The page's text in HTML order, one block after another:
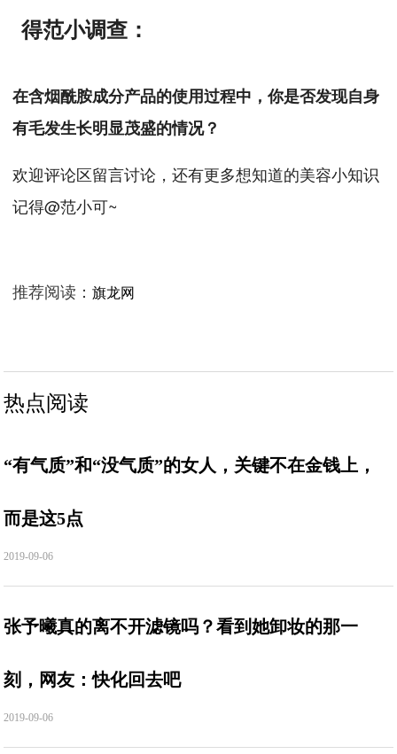
得范小调查：
在含烟酰胺成分产品的使用过程中，你是否发现自身
有毛发生长明显茂盛的情况？
欢迎评论区留言讨论，还有更多想知道的美容小知识
记得@范小可~
推荐阅读：旗龙网
热点阅读
“有气质”和“没气质”的女人，关键不在金钱上，
而是这5点
2019-09-06
张予曦真的离不开滤镜吗？看到她卸妆的那一
刻，网友：快化回去吧
2019-09-06